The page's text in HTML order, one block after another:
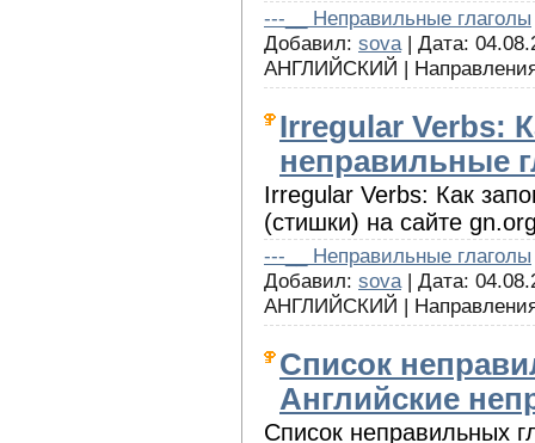
---__ Неправильные глаголы
Добавил: sova| Дата:
АНГЛИЙСКИЙ |
Irregular Verbs:
неправильные
Irregular Verbs: Как
(стишки) на сайте
---__ Неправильные глаголы
Добавил: sova| Дата:
АНГЛИЙСКИЙ |
Список
Английские
Список неправильных